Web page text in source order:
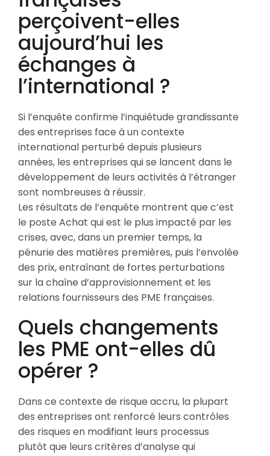
perçoivent-elles
aujourd’hui les
échanges à
l’international ?
Si l’enquête confirme l’inquiétude grandissante
des entreprises face à un contexte
international perturbé depuis plusieurs
années, les entreprises qui se lancent dans le
développement de leurs activités à l’étranger
sont nombreuses à réussir.
Les résultats de l’enquête montrent que c’est
le poste Achat qui est le plus impacté par les
crises, avec, dans un premier temps, la
pénurie des matières premières, puis l’envolée
des prix, entraînant de fortes perturbations
sur la chaîne d’approvisionnement et les
relations fournisseurs des PME françaises.
Quels changements
les PME ont-elles dû
opérer ?
Dans ce contexte de risque accru, la plupart
des entreprises ont renforcé leurs contrôles
des risques en modifiant leurs processus
plutôt que leurs critères d’analyse qui